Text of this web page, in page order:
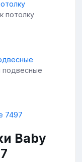
потолку
подвесные
Baby